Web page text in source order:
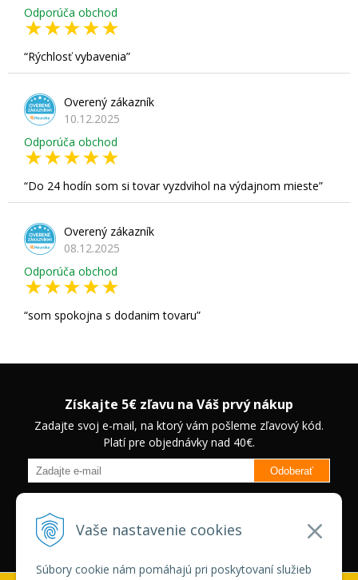
Vaše nastavenie cookies
Súbory cookie nám pomáhajú pri poskytovaní služieb
Odporúča obchod
Rýchlosť vybavenia
Overený zákazník
10.12.2025
Odporúča obchod
Do 24 hodín som si tovar vyzdvihol na výdajnom mieste
Overený zákazník
08.12.2025
Odporúča obchod
som spokojna s dodanim tovaru
Získajte 5€ zľavu na Váš prvý nákup
Zadajte svoj e-mail, na ktorý vám pošleme zľavový kód.
Platí pre objednávky nad 40€.
Odoberať
zľavách na vybrané produkty.
Neplatí pre Veľkoobchodných
zákazníkov.